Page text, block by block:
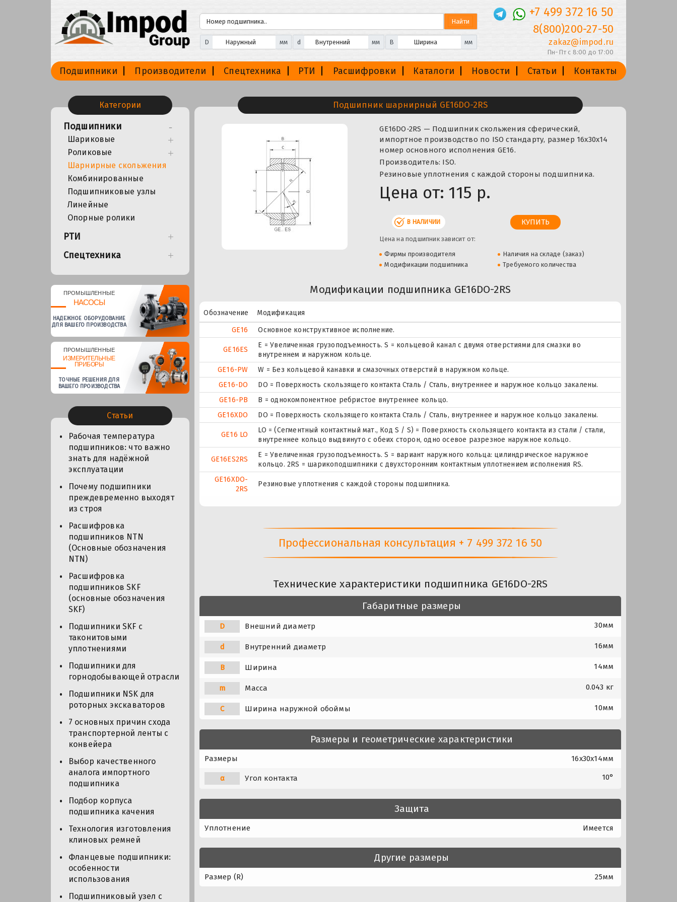
D мм d мм B мм
+7 499 372 16 50
8(800)200-27-50
zakaz@impod.ru
Пн-Пт с 8:00 до 17:00
Подшипники Производители Спецтехника РТИ Расшифровки Каталоги Новости Статьи Контакты
Категории
Подшипники
Шариковые
Роликовые
Шарнирные скольжения
Комбинированные
Подшипниковые узлы
Линейные
Опорные ролики
РТИ
Спецтехника
ПРОМЫШЛЕННЫЕ
НАСОСЫ
НАДЕЖНОЕ ОБОРУДОВАНИЕ
ДЛЯ ВАШЕГО ПРОИЗВОДСТВА
ПРОМЫШЛЕННЫЕ
ИЗМЕРИТЕЛЬНЫЕ
ПРИБОРЫ
ТОЧНЫЕ РЕШЕНИЯ ДЛЯ
ВАШЕГО ПРОИЗВОДСТВА
Статьи
Рабочая температура
подшипников: что важно
знать для надёжной
эксплуатации
Почему подшипники
преждевременно выходят
из строя
Расшифровка
подшипников NTN
(Основные обозначения
NTN)
Расшифровка
подшипников SKF
(основные обозначения
SKF)
Подшипники SKF с
таконитовыми
уплотнениями
Подшипники для
горнодобывающей отрасли
Подшипники NSK для
роторных экскаваторов
7 основных причин схода
транспортерной ленты с
конвейера
Выбор качественного
аналога импортного
подшипника
Подбор корпуса
подшипника качения
Технология изготовления
клиновых ремней
Фланцевые подшипники:
особенности
использования
Подшипниковый узел с
Подшипник шарнирный GE16DO-2RS
GE16DO-2RS — Подшипник скольжения сферический,
импортное производство по ISO стандарту, размер 16x30x14
номер основного исполнения GE16.
Производитель: ISO.
Резиновые уплотнения с каждой стороны подшипника.
Цена от: 115 р.
В НАЛИЧИИ
Цена на подшипник зависит от:
Фирмы производителя
Наличия на складе (заказ)
Модификации подшипника
Требуемого количества
Модификации подшипника GE16DO-2RS
Обозначение
Модификация
GE16
Основное конструктивное исполнение.
GE16ES
E = Увеличенная грузоподъемность. S = кольцевой канал с двумя отверстиями для смазки во
внутреннем и наружном кольце.
GE16-PW
W = Без кольцевой канавки и смазочных отверстий в наружном кольце.
GE16-DO
DO = Поверхность скользящего контакта Сталь / Сталь, внутреннее и наружное кольцо закалены.
GE16-PB
B = однокомпонентное ребристое внутреннее кольцо.
GE16XDO
DO = Поверхность скользящего контакта Сталь / Сталь, внутреннее и наружное кольцо закалены.
GE16 LO
LO = (Сегментный контактный мат., Код S / S) = Поверхность скользящего контакта из стали / стали,
внутреннее кольцо выдвинуто с обеих сторон, одно осевое разрезное наружное кольцо.
GE16ES2RS
E = Увеличенная грузоподъемность. S = вариант наружного кольца: цилиндрическое наружное
кольцо. 2RS = шарикоподшипники с двухсторонним контактным уплотнением исполнения RS.
GE16XDO-
2RS
Резиновые уплотнения с каждой стороны подшипника.
Профессиональная консультация + 7 499 372 16 50
Технические характеристики подшипника GE16DO-2RS
Габаритные размеры
D Внешний диаметр 30мм
d Внутренний диаметр 16мм
B Ширина 14мм
m Масса 0.043 кг
C Ширина наружной обоймы 10мм
Размеры и геометрические характеристики
Размеры 16x30x14мм
α Угол контакта 10°
Защита
Уплотнение Имеется
Другие размеры
Размер (R) 25мм